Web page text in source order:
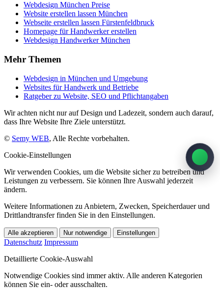
Webdesign München Preise
Website erstellen lassen München
Webseite erstellen lassen Fürstenfeldbruck
Homepage für Handwerker erstellen
Webdesign Handwerker München
Mehr Themen
Webdesign in München und Umgebung
Websites für Handwerk und Betriebe
Ratgeber zu Website, SEO und Pflichtangaben
Wir achten nicht nur auf Design und Ladezeit, sondern auch darauf,
dass Ihre Website Ihre Ziele unterstützt.
© Semy WEB, Alle Rechte vorbehalten.
Cookie-Einstellungen
Wir verwenden Cookies, um die Website sicher zu betreiben und
Leistungen zu verbessern. Sie können Ihre Auswahl jederzeit
ändern.
Weitere Informationen zu Anbietern, Zwecken, Speicherdauer und
Drittlandtransfer finden Sie in den Einstellungen.
Alle akzeptieren Nur notwendige Einstellungen
Datenschutz Impressum
Detaillierte Cookie-Auswahl
Notwendige Cookies sind immer aktiv. Alle anderen Kategorien
können Sie ein- oder ausschalten.